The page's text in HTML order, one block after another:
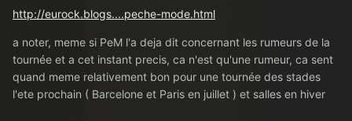
http://eurock.blogs....peche-mode.html
a noter, meme si PeM l'a deja dit concernant les rumeurs de la
tournée et a cet instant precis, ca n'est qu'une rumeur, ca sent
quand meme relativement bon pour une tournée des stades
l'ete prochain ( Barcelone et Paris en juillet ) et salles en hiver